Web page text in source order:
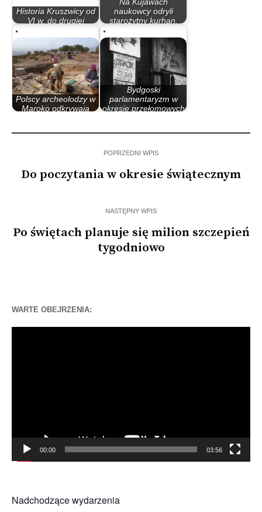
Historia Kruszwicy od
VI w. do drugiej
Na Kujawach
naukowcy odryli
starożytny kurhan.
Polscy archeolodzy w
Maroko odkrywają
Bydgoski
parlamentaryzm w
okresie przełomowych
POPRZEDNI WPIS
Do poczytania w okresie świątecznym
NASTĘPNY WPIS
Po świętach planuje się milion szczepień
tygodniowo
WARTE OBEJRZENIA:
00:00 03:56
Nadchodzące wydarzenia